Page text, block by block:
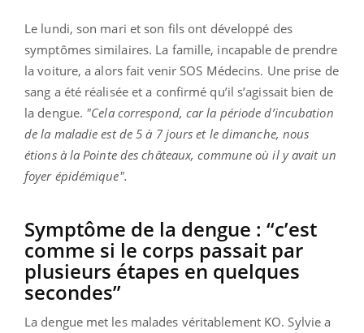
Le lundi, son mari et son fils ont développé des
symptômes similaires. La famille, incapable de prendre
la voiture, a alors fait venir SOS Médecins. Une prise de
sang a été réalisée et a confirmé qu’il s’agissait bien de
la dengue. "Cela correspond, car la période d’incubation
de la maladie est de 5 à 7 jours et le dimanche, nous
étions à la Pointe des châteaux, commune où il y avait un
foyer épidémique".
Symptôme de la dengue : “c’est
comme si le corps passait par
plusieurs étapes en quelques
secondes”
La dengue met les malades véritablement KO. Sylvie a